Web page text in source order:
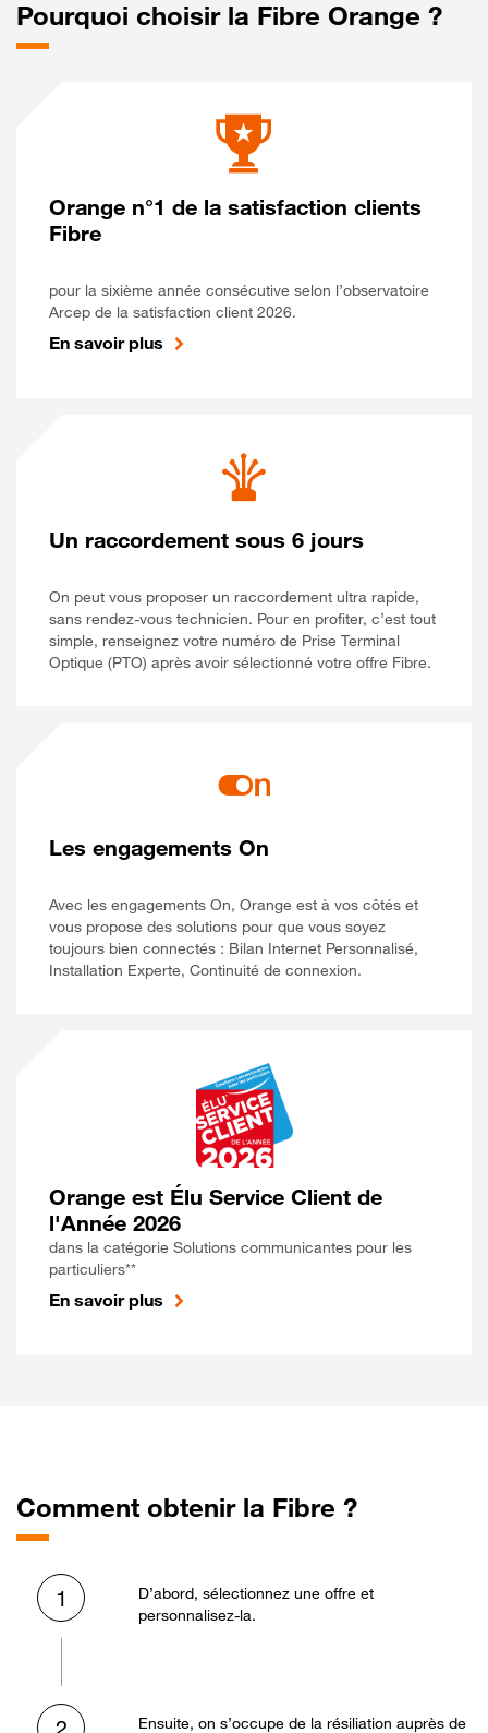
Pourquoi choisir la Fibre Orange ?
Orange n°1 de la satisfaction clients
Fibre
pour la sixième année consécutive selon l’observatoire
Arcep de la satisfaction client 2026.
En savoir plus
Un raccordement sous 6 jours
On peut vous proposer un raccordement ultra rapide,
sans rendez-vous technicien. Pour en profiter, c’est tout
simple, renseignez votre numéro de Prise Terminal
Optique (PTO) après avoir sélectionné votre offre Fibre.
Les engagements On
Avec les engagements On, Orange est à vos côtés et
vous propose des solutions pour que vous soyez
toujours bien connectés : Bilan Internet Personnalisé,
Installation Experte, Continuité de connexion.
Orange est Élu Service Client de
l'Année 2026
dans la catégorie Solutions communicantes pour les
particuliers**
En savoir plus
Comment obtenir la Fibre ?
1
D’abord, sélectionnez une offre et
personnalisez-la.
Ensuite, on s’occupe de la résiliation auprès de